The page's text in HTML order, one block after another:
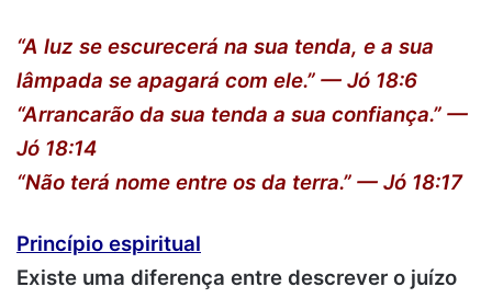
“A luz se escurecerá na sua tenda, e a sua
lâmpada se apagará com ele.” — Jó 18:6
“Arrancarão da sua tenda a sua confiança.” —
Jó 18:14
“Não terá nome entre os da terra.” — Jó 18:17
Princípio espiritual
Existe uma diferença entre descrever o juízo